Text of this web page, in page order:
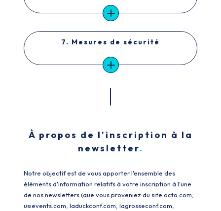
7. Mesures de sécurité
À propos de l'inscription à la
newsletter
Notre objectif est de vous apporter l'ensemble des
éléments d'information relatifs à votre inscription à l'une
de nos newsletters (que vous proveniez du site octo.com,
usievents.com, laduckconf.com, lagrosseconf.com,